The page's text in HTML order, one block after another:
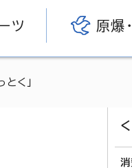
ツ 原爆
く」